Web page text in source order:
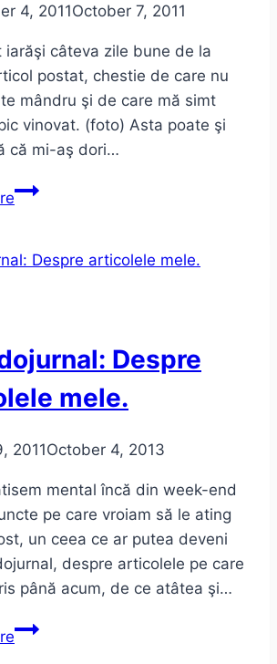
4, 2011October 7, 2011
iarăşi câteva zile bune de la
postat, chestie de care nu
mândru şi de care mă simt
vinovat. (foto) Asta poate şi
că mi-aş dori…
Side
Despre
mele.
2011October 4, 2013
mental încă din week-end
pe care vroiam să le ating
un ceea ce ar putea deveni
despre articolele pe care
până acum, de ce atâtea şi…
Pseudojurnal: